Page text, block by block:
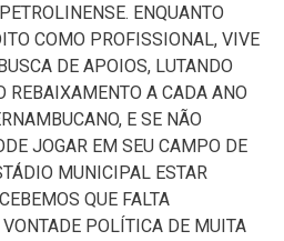
ENQUANTO
COMO PROFISSIONAL, VIVE
DE APOIOS, LUTANDO
REBAIXAMENTO A CADA ANO
E SE NÃO
JOGAR EM SEU CAMPO DE
MUNICIPAL ESTAR
QUE FALTA
POLÍTICA DE MUITA